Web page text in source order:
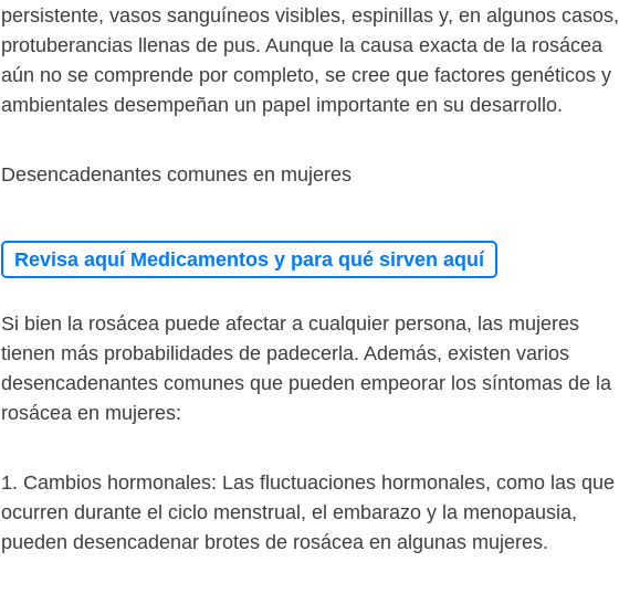
persistente, vasos sanguíneos visibles, espinillas y, en algunos casos,
protuberancias llenas de pus. Aunque la causa exacta de la rosácea
aún no se comprende por completo, se cree que factores genéticos y
ambientales desempeñan un papel importante en su desarrollo.
Desencadenantes comunes en mujeres
Revisa aquí Medicamentos y para qué sirven aquí
Si bien la rosácea puede afectar a cualquier persona, las mujeres
tienen más probabilidades de padecerla. Además, existen varios
desencadenantes comunes que pueden empeorar los síntomas de la
rosácea en mujeres:
1. Cambios hormonales: Las fluctuaciones hormonales, como las que
ocurren durante el ciclo menstrual, el embarazo y la menopausia,
pueden desencadenar brotes de rosácea en algunas mujeres.